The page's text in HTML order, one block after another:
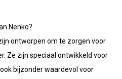
Nenko?
ontworpen om te zorgen voor
Ze zijn speciaal ontwikkeld voor
bijzonder waardevol voor